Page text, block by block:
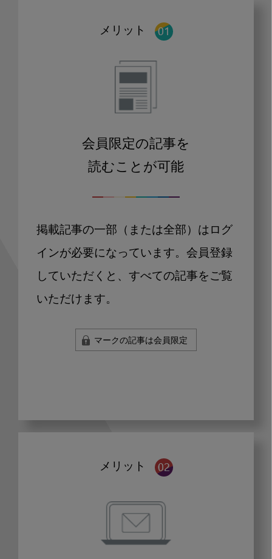
メリット
会員限定の記事を
読むことが可能
掲載記事の一部（または全部）はログ
インが必要になっています。会員登録
していただくと、すべての記事をご覧
いただけます。
マークの記事は会員限定
メリット